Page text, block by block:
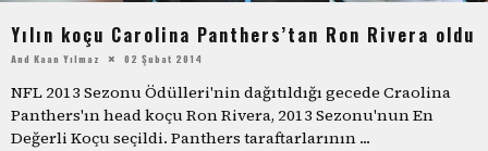
Yılın koçu Carolina Panthers’tan Ron Rivera oldu
And Kaan Yılmaz 02 Şubat 2014
NFL 2013 Sezonu Ödülleri'nin dağıtıldığı gecede Craolina
Panthers'ın head koçu Ron Rivera, 2013 Sezonu'nun En
Değerli Koçu seçildi. Panthers taraftarlarının ...